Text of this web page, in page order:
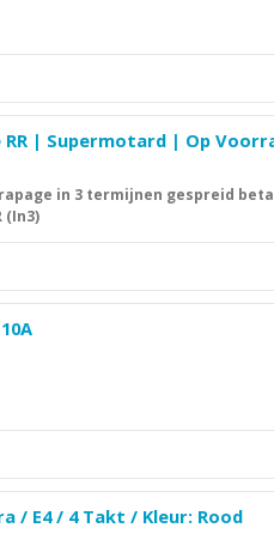
RR | Supermotard | Op
in 3 termijnen gespreid
(In3)
/ E4 / 4 Takt / Kleur: Rood